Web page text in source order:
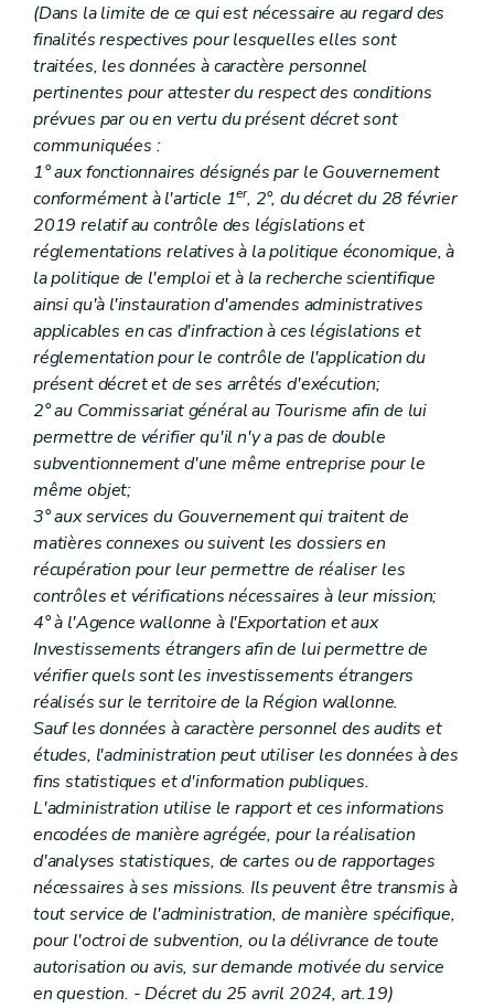
(Dans la limite de ce qui est nécessaire au regard des
finalités respectives pour lesquelles elles sont
traitées, les données à caractère personnel
pertinentes pour attester du respect des conditions
prévues par ou en vertu du présent décret sont
communiquées :
1° aux fonctionnaires désignés par le Gouvernement
conformément à l'article 1er, 2°, du décret du 28 février
2019 relatif au contrôle des législations et
réglementations relatives à la politique économique, à
la politique de l'emploi et à la recherche scientifique
ainsi qu'à l'instauration d'amendes administratives
applicables en cas d'infraction à ces législations et
réglementation pour le contrôle de l'application du
présent décret et de ses arrêtés d'exécution;
2° au Commissariat général au Tourisme afin de lui
permettre de vérifier qu'il n'y a pas de double
subventionnement d'une même entreprise pour le
même objet;
3° aux services du Gouvernement qui traitent de
matières connexes ou suivent les dossiers en
récupération pour leur permettre de réaliser les
contrôles et vérifications nécessaires à leur mission;
4° à l'Agence wallonne à l'Exportation et aux
Investissements étrangers afin de lui permettre de
vérifier quels sont les investissements étrangers
réalisés sur le territoire de la Région wallonne.
Sauf les données à caractère personnel des audits et
études, l'administration peut utiliser les données à des
fins statistiques et d'information publiques.
L'administration utilise le rapport et ces informations
encodées de manière agrégée, pour la réalisation
d'analyses statistiques, de cartes ou de rapportages
nécessaires à ses missions. Ils peuvent être transmis à
tout service de l'administration, de manière spécifique,
pour l'octroi de subvention, ou la délivrance de toute
autorisation ou avis, sur demande motivée du service
en question. - Décret du 25 avril 2024, art.19)